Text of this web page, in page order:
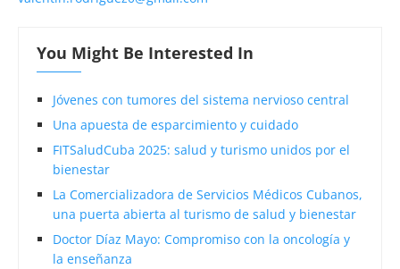
You Might Be Interested In
Jóvenes con tumores del sistema nervioso central
Una apuesta de esparcimiento y cuidado
FITSaludCuba 2025: salud y turismo unidos por el
bienestar
La Comercializadora de Servicios Médicos Cubanos,
una puerta abierta al turismo de salud y bienestar
Doctor Díaz Mayo: Compromiso con la oncología y
la enseñanza